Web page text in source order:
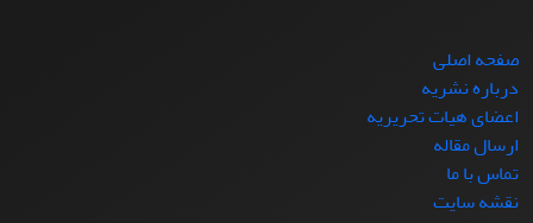
صفحه اصلی
درباره نشریه
اعضای هیات تحریریه
ارسال مقاله
تماس با ما
نقشه سایت